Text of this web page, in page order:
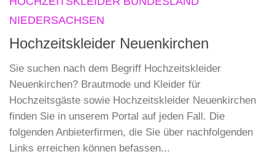
NIEDERSACHSEN
Hochzeitskleider Neuenkirchen
Sie suchen nach dem Begriff Hochzeitskleider
Neuenkirchen? Brautmode und Kleider für
Hochzeitsgäste sowie Hochzeitskleider Neuenkirchen
finden Sie in unserem Portal auf jeden Fall. Die
folgenden Anbieterfirmen, die Sie über nachfolgenden
Links erreichen können befassen...